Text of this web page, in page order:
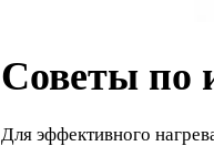
Советы по
Для эффективного